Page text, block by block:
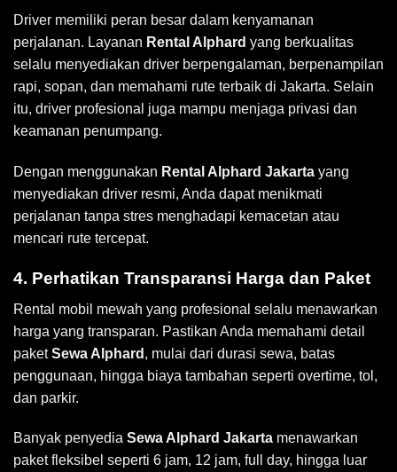
Driver memiliki peran besar dalam kenyamanan
perjalanan. Layanan Rental Alphard yang berkualitas
selalu menyediakan driver berpengalaman, berpenampilan
rapi, sopan, dan memahami rute terbaik di Jakarta. Selain
itu, driver profesional juga mampu menjaga privasi dan
keamanan penumpang.
Dengan menggunakan Rental Alphard Jakarta yang
menyediakan driver resmi, Anda dapat menikmati
perjalanan tanpa stres menghadapi kemacetan atau
mencari rute tercepat.
4. Perhatikan Transparansi Harga dan Paket
Rental mobil mewah yang profesional selalu menawarkan
harga yang transparan. Pastikan Anda memahami detail
paketSewa Alphard , mulai dari durasi sewa, batas
penggunaan, hingga biaya tambahan seperti overtime, tol,
dan parkir.
Banyak penyedia Sewa Alphard Jakarta menawarkan
paket fleksibel seperti 6 jam, 12 jam, full day, hingga luar